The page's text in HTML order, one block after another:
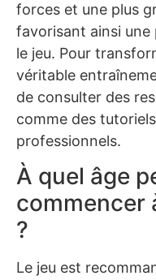
forces et une plus
favorisant ainsi
le jeu. Pour
véritable
de consulter des
comme des
professionnels.
À quel âge
commencer
?
Le jeu est